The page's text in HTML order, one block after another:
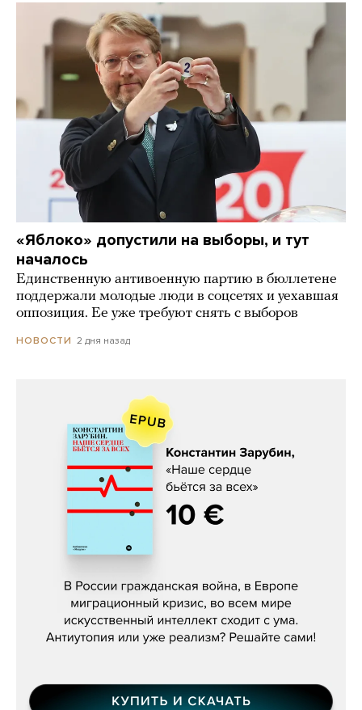
«Яблоко» допустили на выборы, и тут
началось
Единственную антивоенную партию в бюллетене
поддержали молодые люди в соцсетях и уехавшая
оппозиция. Ее уже требуют снять с выборов
НОВОСТИ 2 дня назад
Константин Зарубин, «Наше сердце